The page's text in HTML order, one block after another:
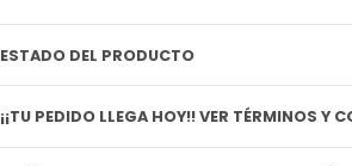
ESTADO DEL PRODUCTO
¡¡TU PEDIDO LLEGA HOY!! VER